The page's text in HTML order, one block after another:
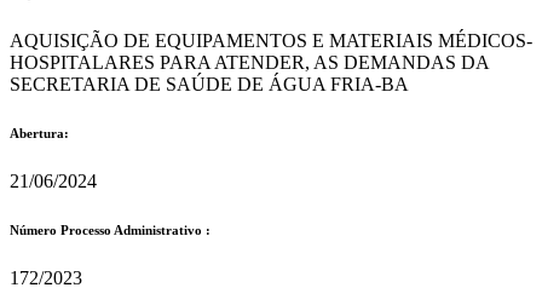
AQUISIÇÃO DE EQUIPAMENTOS E MATERIAIS MÉDICOS-
HOSPITALARES PARA ATENDER, AS DEMANDAS DA
SECRETARIA DE SAÚDE DE ÁGUA FRIA-BA
Abertura:
21/06/2024
Número Processo Administrativo :
172/2023